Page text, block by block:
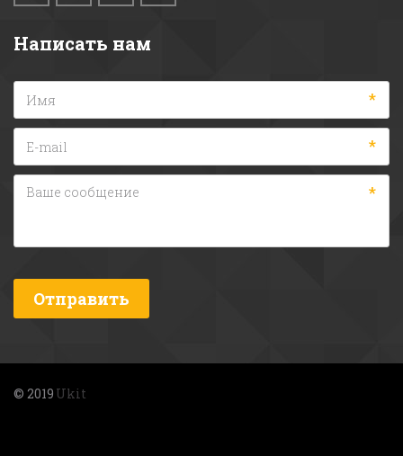
Написать нам
*
*
*
Отправить
© 2019 Ukit